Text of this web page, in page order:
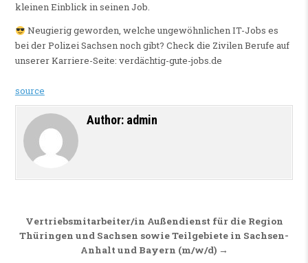
kleinen Einblick in seinen Job.
Neugierig geworden, welche ungewöhnlichen IT-Jobs es
bei der Polizei Sachsen noch gibt? Check die Zivilen Berufe auf
unserer Karriere-Seite: verdächtig-gute-jobs.de
source
Author: admin
Beitragsnavigation
Vertriebsmitarbeiter/in Außendienst für die Region
Thüringen und Sachsen sowie Teilgebiete in Sachsen-
Anhalt und Bayern (m/w/d) →